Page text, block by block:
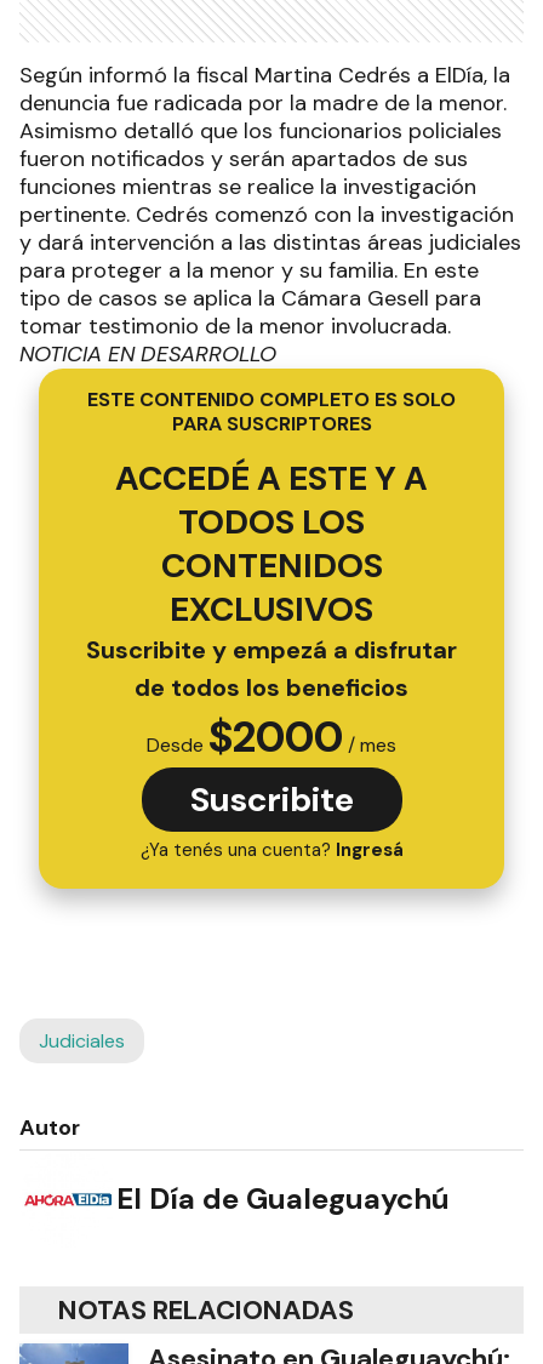
Según informó la fiscal Martina Cedrés a ElDía, la
denuncia fue radicada por la madre de la menor.
Asimismo detalló que los funcionarios policiales
fueron notificados y serán apartados de sus
funciones mientras se realice la investigación
pertinente. Cedrés comenzó con la investigación
y dará intervención a las distintas áreas judiciales
para proteger a la menor y su familia. En este
tipo de casos se aplica la Cámara Gesell para
tomar testimonio de la menor involucrada.
NOTICIA EN DESARROLLO
ESTE CONTENIDO COMPLETO ES SOLO
PARA SUSCRIPTORES
ACCEDÉ A ESTE Y A
TODOS LOS
CONTENIDOS
EXCLUSIVOS
Suscribite y empezá a disfrutar
de todos los beneficios
Desde $2000 / mes
Suscribite
¿Ya tenés una cuenta? Ingresá
Judiciales
Autor
El Día de Gualeguaychú
NOTAS RELACIONADAS